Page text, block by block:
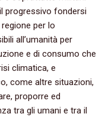
progressivo fondersi
per lo
all’umanità per
e di consumo che
climatica, e
come altre situazioni,
proporre ed
tra gli umani e tra il